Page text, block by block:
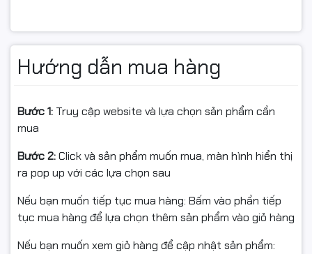
📌 Cam kết sản phẩm
💯 Hàng chính hiệu Imou – mới 100%
📃 Có xuất hóa đơn VAT đầy đủ
🛠️ Bảo hành chính hiệu 24 tháng
🚚 Giao hàng toàn quốc – nhanh chóng, an toàn
Hướng dẫn mua hàng
Bước 1: Truy cập website và lựa chọn sản phẩm cần
mua
Bước 2:Click và sản phẩm muốn mua, màn hình hiển thị
ra pop up với các lựa chọn sau
Nếu bạn muốn tiếp tục mua hàng: Bấm vào phần tiếp
tục mua hàng để lựa chọn thêm sản phẩm vào giỏ hàng
Nếu bạn muốn xem giỏ hàng để cập nhật sản phẩm: